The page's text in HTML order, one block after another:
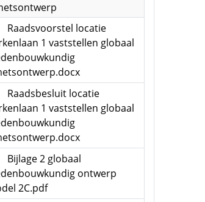
Raadsvoorstel locatie
1 vaststellen globaal
Raadsbesluit locatie
1 vaststellen globaal
Bijlage 2 globaal
ontwerp
2C.pdf